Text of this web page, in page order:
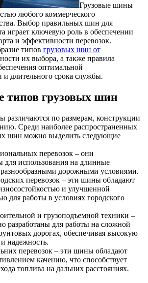
Грузовые шины
любого коммерческого
Выбор правильных шин для
играет ключевую роль в обеспечении
и эффективности перевозок.
типов грузовых шин от
их выбора, а также правила
оптимальной
и длительного срока службы.
типов грузовых шин
различаются по размерам, конструкции
Среди наиболее распространенных
шин можно выделить следующие
перевозок – они
для использования на длинные
разнообразными дорожными условиями.
перевозок – эти шины обладают
и улучшенной
для работы в условиях городского
и грузоподъемной техники –
разработаны для работы на сложной
дорогах, обеспечивая высокую
надежность.
перевозок – эти шины обладают
качению, что способствует
топлива на дальних расстояниях.